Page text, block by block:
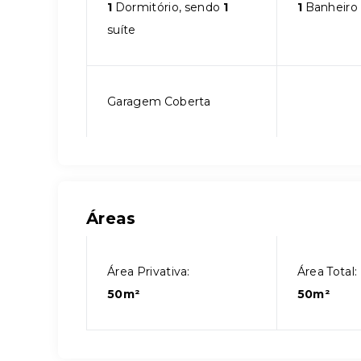
1 Dormitório, sendo 1
suíte
1Banheiro
Garagem Coberta
Áreas
Área Privativa:
50m²
Área Total:
50m²